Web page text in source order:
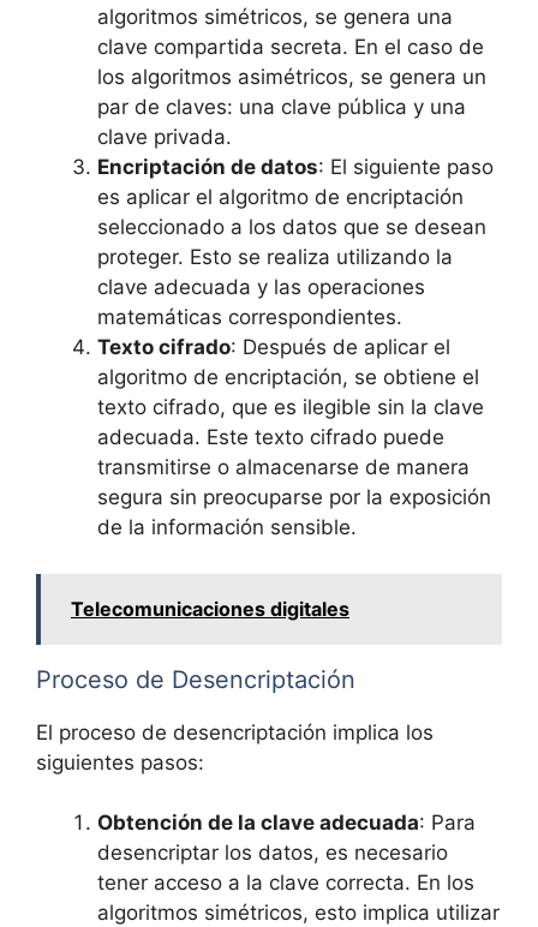
algoritmos simétricos, se genera una
clave compartida secreta. En el caso de
los algoritmos asimétricos, se genera un
par de claves: una clave pública y una
clave privada.
Encriptación de datos: El siguiente paso
es aplicar el algoritmo de encriptación
seleccionado a los datos que se desean
proteger. Esto se realiza utilizando la
clave adecuada y las operaciones
matemáticas correspondientes.
Texto cifrado: Después de aplicar el
algoritmo de encriptación, se obtiene el
texto cifrado, que es ilegible sin la clave
adecuada. Este texto cifrado puede
transmitirse o almacenarse de manera
segura sin preocuparse por la exposición
de la información sensible.
Telecomunicaciones digitales
Proceso de Desencriptación
El proceso de desencriptación implica los
siguientes pasos:
Obtención de la clave adecuada: Para
desencriptar los datos, es necesario
tener acceso a la clave correcta. En los
algoritmos simétricos, esto implica utilizar